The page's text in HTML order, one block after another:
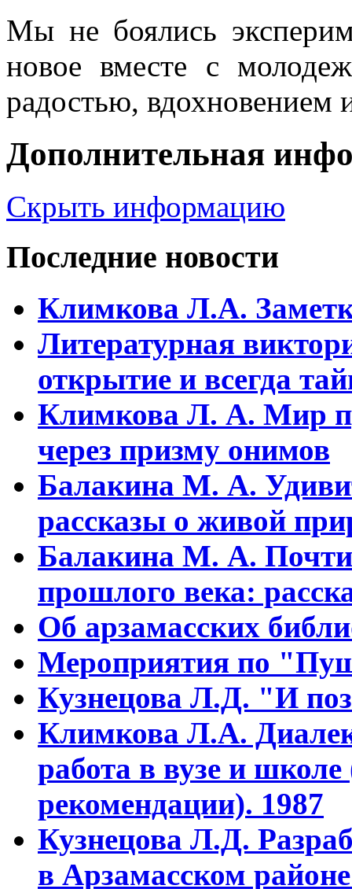
Мы не боялись
новое вместе с
радостью,
Дополнительная
Скрыть информацию
Последние новости
Климкова Л.А.
Литературная
открытие и всегда
Климкова Л. А. Мир
через призму онимов
Балакина М. А.
рассказы о живой
Балакина М. А. Почти
прошлого века:
Об арзамасских
Мероприятия по
Кузнецова Л.Д. "И
Климкова Л.А.
работа в вузе и
рекомендации). 1987
Кузнецова Л.Д.
в Арзамасском